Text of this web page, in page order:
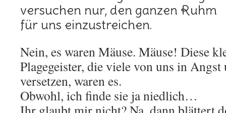
versuchen nur, den ganzen Ruhm
für uns einzustreichen.
Nein, es waren Mäuse. Mäuse! Diese
Plagegeister, die viele von uns in Angst
versetzen, waren es.
Obwohl, ich finde sie ja niedlich…